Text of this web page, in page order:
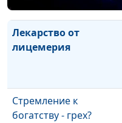
Лекарство от
лицемерия
Стремление к
богатству - грех?